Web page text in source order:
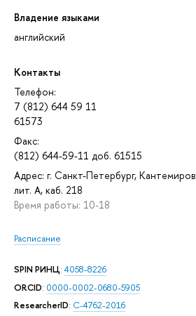
Владение языками
английский
Контакты
Телефон:
7 (812) 644 59 11
61573
Факс:
(812) 644-59-11 доб. 61515
Адрес: г. Санкт-Петербург,
лит. А, каб. 218
Время работы: 10-18
Расписание
SPIN РИНЦ:4058-8226
ORCID: 0000-0002-0680-5905
ResearcherID: C-4762-2016